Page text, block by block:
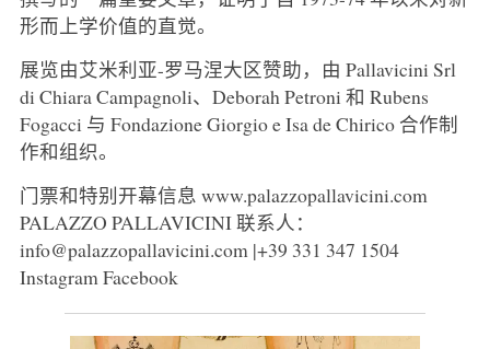
形而上学价值的直觉。
展览由艾米利亚-罗马涅大区赞助，由 Pallavicini Srl
di Chiara Campagnoli、Deborah Petroni 和 Rubens
Fogacci 与 Fondazione Giorgio e Isa de Chirico 合作制
作和组织。
门票和特别开幕信息 www.palazzopallavicini.com
PALAZZO PALLAVICINI 联系人：
info@palazzopallavicini.com |+39 331 347 1504
Instagram Facebook